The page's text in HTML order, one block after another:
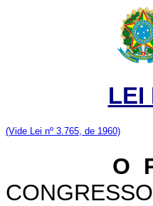
LEI
(Vide Lei nº 3.765, de 1960)
O